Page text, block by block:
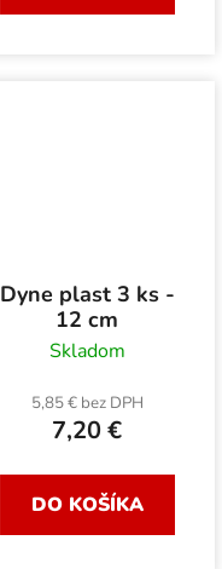
Dyne plast 3 ks -
12 cm
Skladom
5,85 € bez DPH
7,20 €
DO KOŠÍKA